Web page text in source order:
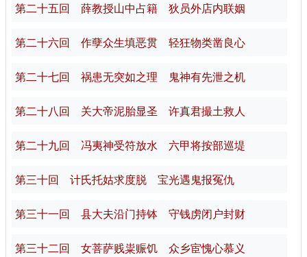
第二十五回 薛教授山中占籍 狄员外店内联姻
第二十六回 作孽众生填恶贯 轻狂物类凿良心
第二十七回 祸患无突如之理 鬼神有先泄之机
第二十八回 关大帝泥胎显圣 许真君撮土救人
第二十九回 冯夷神受符放水 六甲将按部巡堤
第三十回 计氏托姑求度脱 宝光遇鬼报冤仇
第三十一回 县大夫沿门持钵 守钱虏闭户封财
第三十二回 女菩萨贱粜赈饥 众乡宦愧心慕义